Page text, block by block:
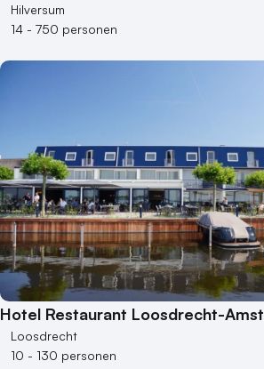
Hilversum
14 - 750 personen
Hotel Restaurant Loosdrecht-
Loosdrecht
10 - 130 personen